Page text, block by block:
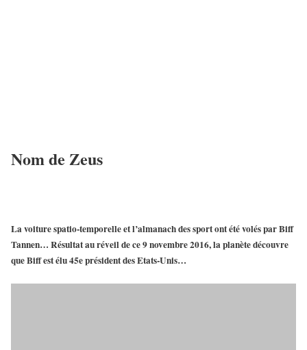
Nom de Zeus
Lavoiture spatio-temporelleet l’almanach des sport ont été volés parBiff
Tannen… Résultat au réveil de ce9 novembre 2016, la planète découvre
queBiff est élu 45e président des Etats-Unis…